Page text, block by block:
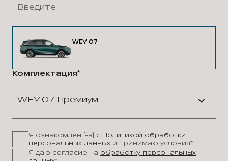
WEY 07
Комплектация*
WEY 07 Премиум
Я ознакомлен (-а) с Политикой обработки
персональных данных и принимаю условия*
Я даю согласие на обработку персональных